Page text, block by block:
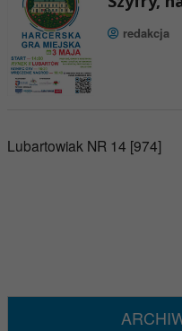
redakcja
Lubartowiak NR 14 [974]